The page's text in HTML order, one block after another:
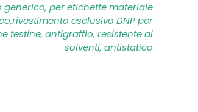
generico, per etichette materiale
esclusivo DNP per
testine, antigraffio, resistente ai
solventi, antistatico